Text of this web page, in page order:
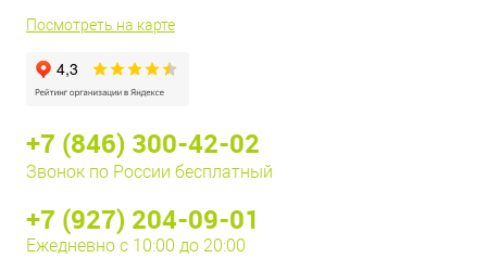
Посмотреть на карте
+7 (846) 300-42-02
Звонок по России бесплатный
+7 (927) 204-09-01
Ежедневно с 10:00 до 20:00